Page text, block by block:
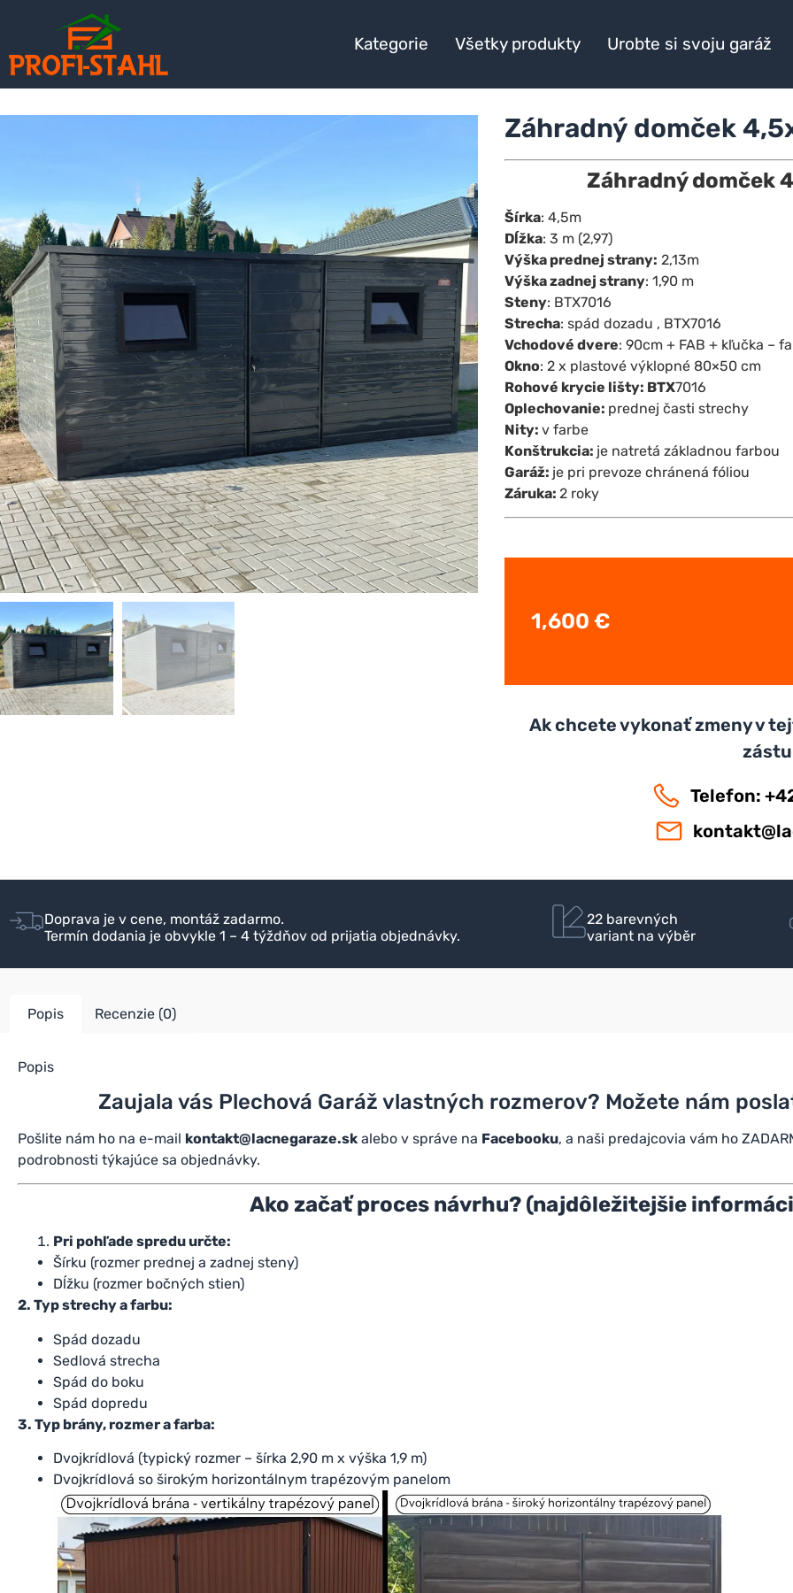
Kategorie Všetky produkty Urobte si svoju garáž
Záhradný domček
Záhradný domček
Šírka: 4,5m
Dĺžka: 3 m (2,97)
Výška prednej strany: 2,13m
Výška zadnej strany: 1,90 m
Steny: BTX7016
Strecha: spád dozadu , BTX7016
Vchodové dvere: 90cm + FAB + kľučka –
Okno: 2 x plastové výklopné 80×50 cm
Rohové krycie lišty: BTX7016
Oplechovanie: prednej časti strechy
Nity: v farbe
Konštrukcia: je natretá základnou farbou
Garáž: je pri prevoze chránená fóliou
Záruka: 2 roky
1,600 €
Ak chcete vykonať zmeny v
Telefon:
Doprava je v cene, montáž zadarmo.
Termín dodania je obvykle 1 – 4 týždňov od prijatia objednávky.
22 barevných
variant na výběr
Popis Recenzie (0)
Popis
Zaujala vás Plechová Garáž vlastných rozmerov? Možete nám
Pošlite nám ho na e-mail kontakt@lacnegaraze.sk alebo v správe na Facebooku, a naši predajcovia vám ho
podrobnosti týkajúce sa objednávky.
Ako začať proces návrhu? (najdôležitejšie
Pri pohľade spredu určte:
Šírku (rozmer prednej a zadnej steny)
Dĺžku (rozmer bočných stien)
2. Typ strechy a farbu:
Spád dozadu
Sedlová strecha
Spád do boku
Spád dopredu
3. Typ brány, rozmer a farba:
Dvojkrídlová (typický rozmer – šírka 2,90 m x výška 1,9 m)
Dvojkrídlová so širokým horizontálnym trapézovým panelom